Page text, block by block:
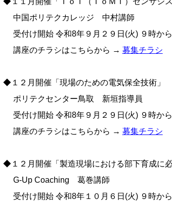
ポリテクカレッジ 中村講師
け開始 令和8年９月２９日(火) ９時か
のチラシはこちらから → 募集チラシ
２月開催「現場のための電気保全技術」
テクセンター鳥取 新垣指導員
け開始 令和8年９月２９日(火) ９時か
のチラシはこちらから → 募集チラシ
２月開催「製造現場における部下育成に必
Up Coaching 葛巻講師
け開始 令和8年１０月６日(火) ９時か